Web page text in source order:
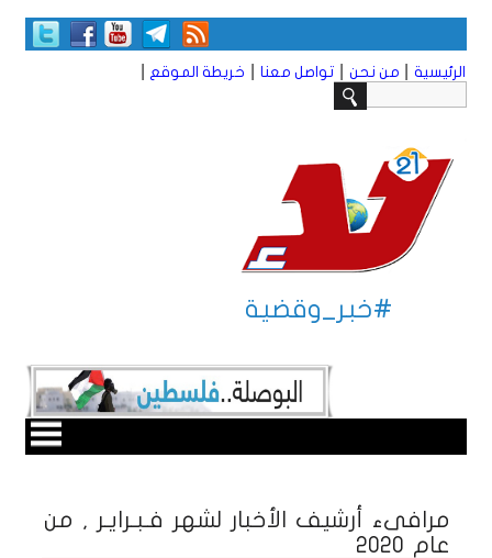
الرئيسية من نحن تواصل معنا خريطة الموقع
#خبر_وقضية
مرافىء أرشيف الأخبار لشهر فـبـرايـر , من
عام 2020